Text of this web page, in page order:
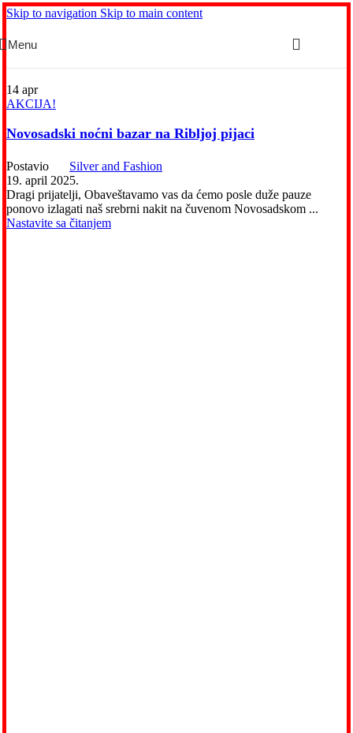
Skip to navigation Skip to main content
Menu
14 apr
AKCIJA!
Novosadski noćni bazar na Ribljoj pijaci
Postavio
Silver and Fashion
19. april 2025.
Dragi prijatelji, Obaveštavamo vas da ćemo posle duže pauze
ponovo izlagati naš srebrni nakit na čuvenom Novosadskom ...
Nastavite sa čitanjem